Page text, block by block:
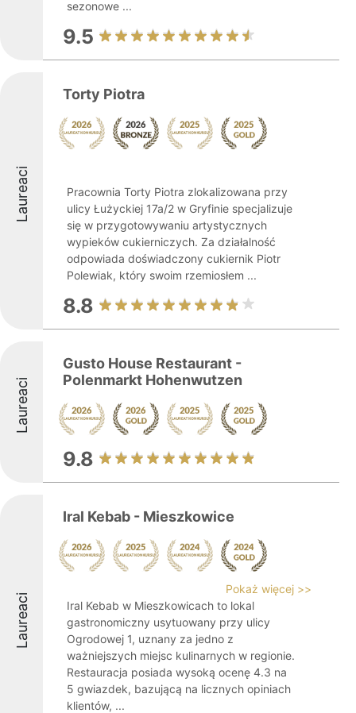
sezonowe ...
9.5
Laureaci
Torty Piotra
Pracownia Torty Piotra zlokalizowana przy
ulicy Łużyckiej 17a/2 w Gryfinie specjalizuje
się w przygotowywaniu artystycznych
wypieków cukierniczych. Za działalność
odpowiada doświadczony cukiernik Piotr
Polewiak, który swoim rzemiosłem ...
8.8
Laureaci
Gusto House Restaurant -
Polenmarkt Hohenwutzen
9.8
Laureaci
Iral Kebab - Mieszkowice
Pokaż więcej >>
Iral Kebab w Mieszkowicach to lokal
gastronomiczny usytuowany przy ulicy
Ogrodowej 1, uznany za jedno z
ważniejszych miejsc kulinarnych w regionie.
Restauracja posiada wysoką ocenę 4.3 na
5 gwiazdek, bazującą na licznych opiniach
klientów, ...